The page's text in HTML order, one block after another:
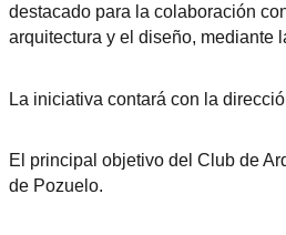
destacado para la colaboración
arquitectura y el diseño, mediante
La iniciativa contará con la
El principal objetivo del Club de
de Pozuelo.